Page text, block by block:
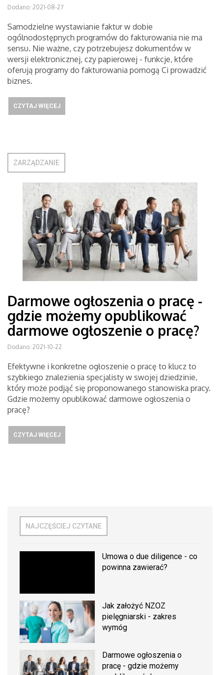
Dodano: 2021-08-27
Samodzielne wystawianie faktur w dobie
ogólnodostępnych programów do fakturowania nie ma
sensu. Nie ważne, czy potrzebujesz dokumentów w
wersji elektronicznej, czy papierowej - funkcje, które
oferują programy do fakturowania pomogą Ci prowadzić
biznes.
CZYTAJ WIĘCEJ
ZARZĄDZANIE
Darmowe ogłoszenia o pracę -
gdzie możemy opublikować
darmowe ogłoszenie o pracę?
Dodano: 2021-10-22
Efektywne i konkretne ogłoszenie o pracę to klucz to
szybkiego znalezienia specjalisty w swojej dziedzinie,
który może podjąć się proponowanego stanowiska pracy.
Gdzie możemy opublikować darmowe ogłoszenia o
pracę?
CZYTAJ WIĘCEJ
NAJCZĘŚCIEJ CZYTANE
Umowa o due diligence - co
powinna zawierać?
Jak założyć NZOZ
pielęgniarski - zakres
wymóg
Darmowe ogłoszenia o
pracę - gdzie możemy